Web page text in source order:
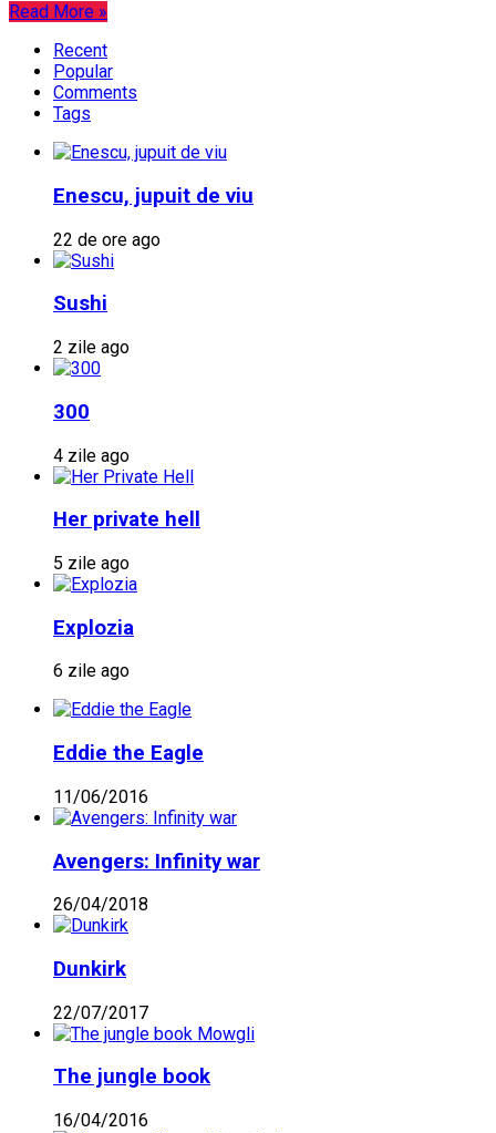
Read More »
Recent
Popular
Comments
Tags
Enescu, jupuit de viu
22 de ore ago
Sushi
2 zile ago
300
4 zile ago
Her private hell
5 zile ago
Explozia
6 zile ago
Eddie the Eagle
11/06/2016
Avengers: Infinity war
26/04/2018
Dunkirk
22/07/2017
The jungle book
16/04/2016